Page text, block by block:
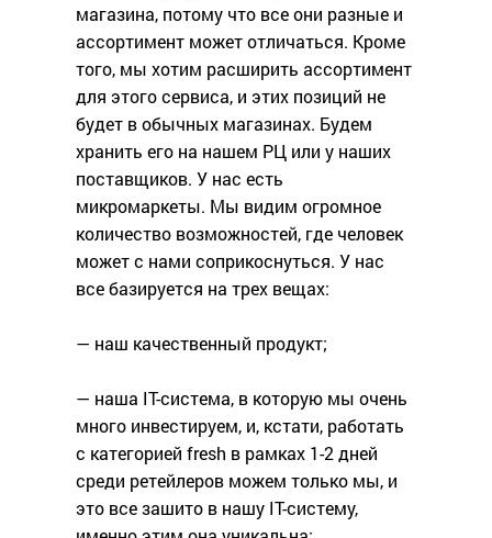
магазина, потому что все они разные и
ассортимент может отличаться. Кроме
того, мы хотим расширить ассортимент
для этого сервиса, и этих позиций не
будет в обычных магазинах. Будем
хранить его на нашем РЦ или у наших
поставщиков. У нас есть
микромаркеты. Мы видим огромное
количество возможностей, где человек
может с нами соприкоснуться. У нас
все базируется на трех вещах:
— наш качественный продукт;
— наша IT-система, в которую мы очень
много инвестируем, и, кстати, работать
с категорией fresh в рамках 1-2 дней
среди ретейлеров можем только мы, и
это все зашито в нашу IT-систему,